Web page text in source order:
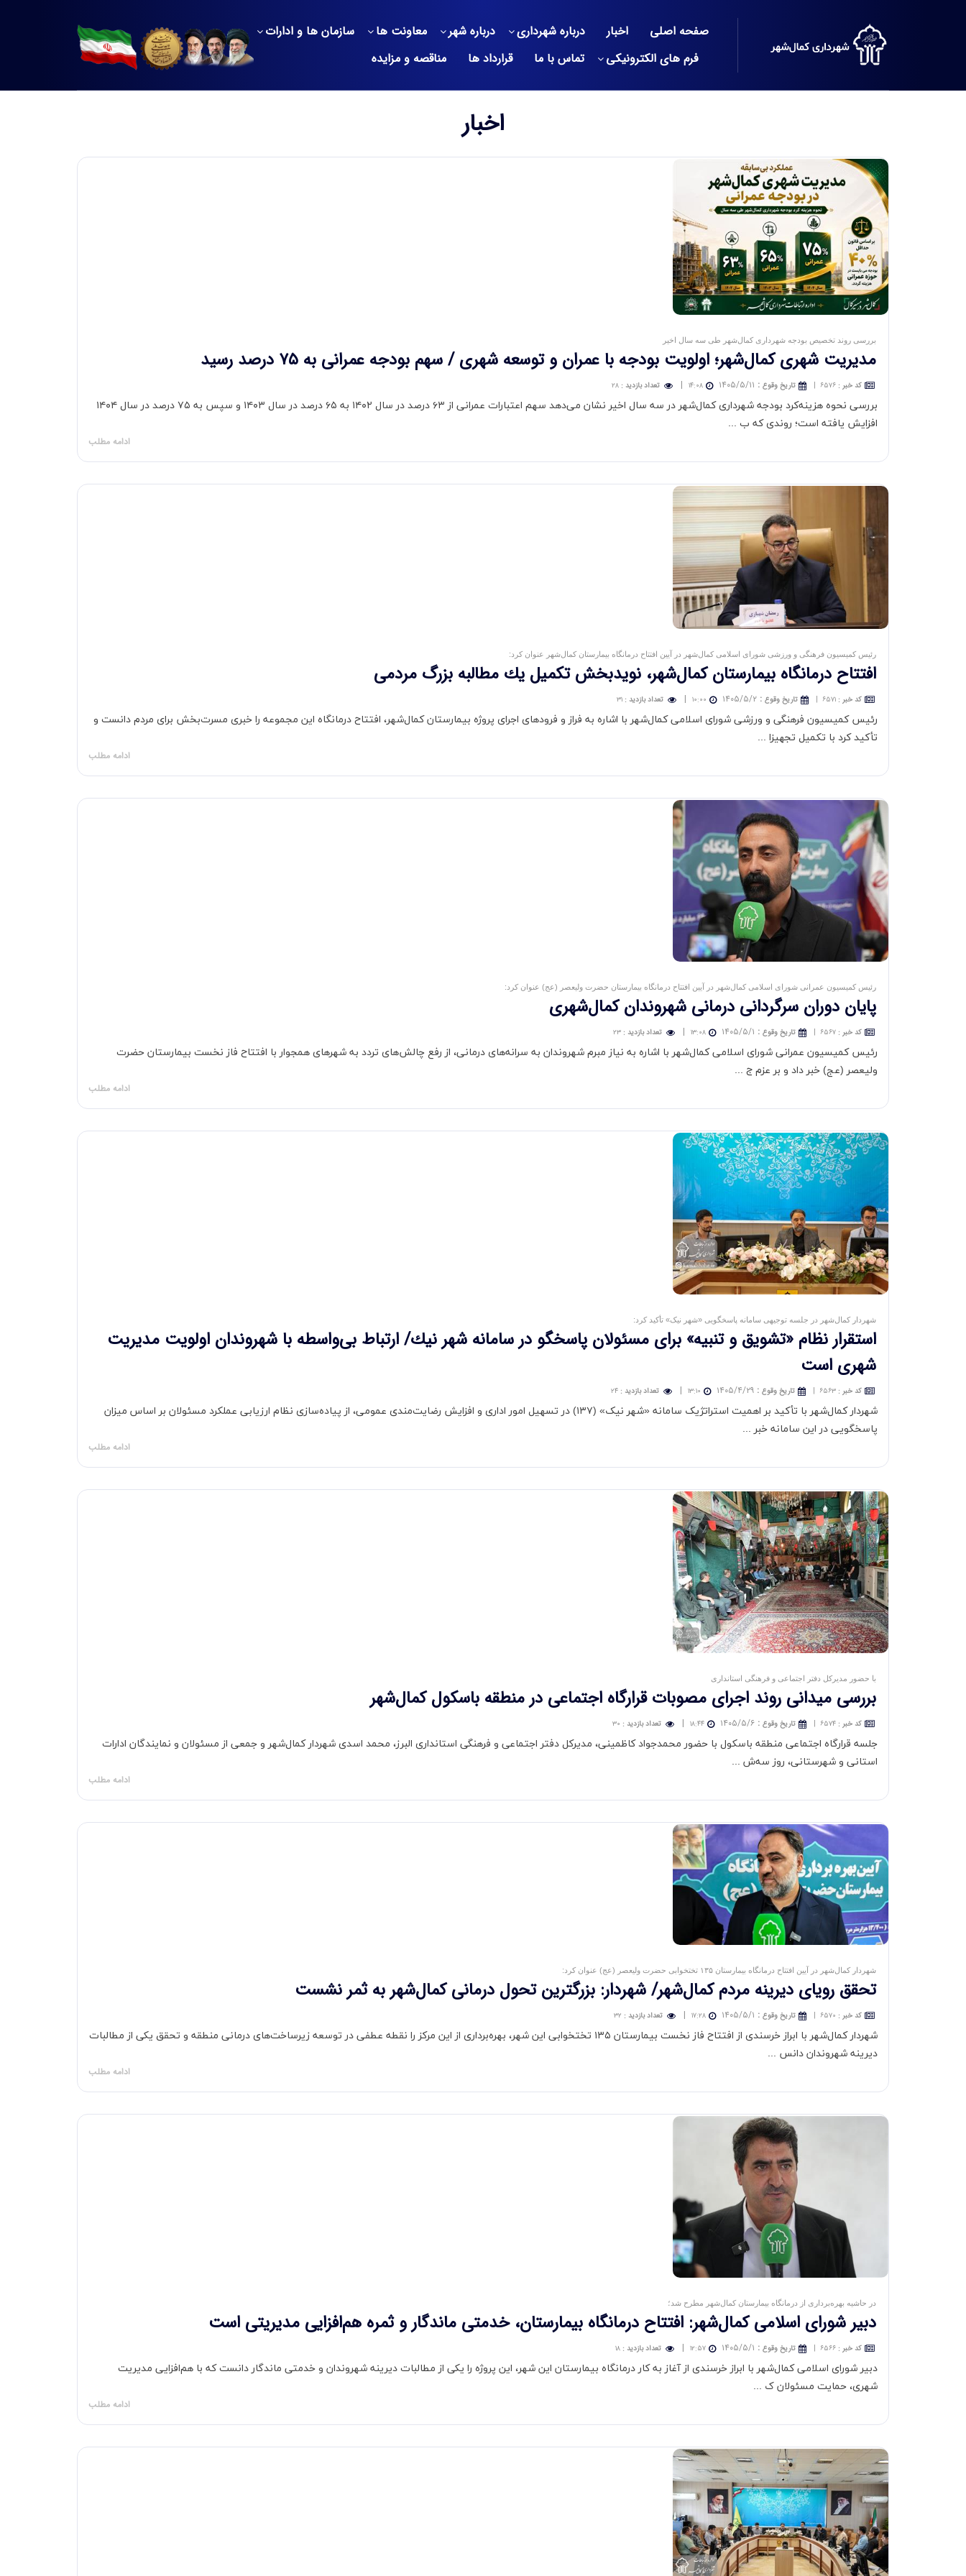
صفحه اصلی اخبار درباره شهرداری درباره شهر معاونت ها
سازمان ها و ادارات
فرم های الکترونیکی
تماس با ما قرارداد ها مناقصه و مزایده
اخبار
بررسی روند تخصیص بودجه شهرداری کمال‌شهر طی سه سال اخیر
مدیریت شهری كمال‌شهر؛ اولویت بودجه با عمران و توسعه شهری / سهم بودجه عمرانی به ۷۵ درصد رسید
کد خبر : ۶۵۷۶ تاريخ وقوع : ۱۴۰۵/۵/۱۱ ۱۴:۰۸ | تعداد بازدید : ۲۸
بررسی نحوه هزینه‌کرد بودجه شهرداری کمال‌شهر در سه سال اخیر نشان می‌دهد سهم اعتبارات عمرانی از ۶۳ درصد در سال ۱۴۰۲ به ۶۵ درصد در سال ۱۴۰۳ و سپس به ۷۵ درصد در سال ۱۴۰۴
افزایش یافته است؛ روندی که ب ...
ادامه مطلب
رئیس کمیسیون فرهنگی و ورزشی شورای اسلامی کمال‌شهر در آیین افتتاح درمانگاه بیمارستان کمال‌شهر عنوان کرد:
افتتاح درمانگاه بیمارستان كمال‌شهر، نویدبخش تكمیل یك مطالبه بزرگ مردمی
کد خبر : ۶۵۷۱ | تاريخ وقوع : ۱۴۰۵/۵/۲ ۱۰:۰۰ | تعداد بازدید : ۳۱
رئیس کمیسیون فرهنگی و ورزشی شورای اسلامی کمال‌شهر با اشاره به فراز و فرودهای اجرای پروژه بیمارستان کمال‌شهر، افتتاح درمانگاه این مجموعه را خبری مسرت‌بخش برای مردم دانست و
تأکید کرد با تکمیل تجهیزا ...
ادامه مطلب
رئیس کمیسیون عمرانی شورای اسلامی کمال‌شهر در آیین افتتاح درمانگاه بیمارستان حضرت ولیعصر (عج) عنوان کرد:
پایان دوران سرگردانی درمانی شهروندان كمال‌شهری
کد خبر : ۶۵۶۷ | تاريخ وقوع : ۱۴۰۵/۵/۱ ۱۳:۰۸ | تعداد بازدید : ۲۳
رئیس کمیسیون عمرانی شورای اسلامی کمال‌شهر با اشاره به نیاز مبرم شهروندان به سرانه‌های درمانی، از رفع چالش‌های تردد به شهرهای همجوار با افتتاح فاز نخست بیمارستان حضرت
ولیعصر (عج) خبر داد و بر عزم ج ...
ادامه مطلب
شهردار کمال‌شهر در جلسه توجیهی سامانه پاسخگویی «شهر نیک» تأکید کرد:
استقرار نظام «تشویق و تنبیه» برای مسئولان پاسخگو در سامانه شهر نیك/ ارتباط بی‌واسطه با شهروندان اولویت مدیریت
شهری است
کد خبر : ۶۵۶۳ | تاريخ وقوع : ۱۴۰۵/۴/۲۹ ۱۳:۱۰ | تعداد بازدید : ۲۴
شهردار کمال‌شهر با تأکید بر اهمیت استراتژیک سامانه «شهر نیک» (۱۳۷) در تسهیل امور اداری و افزایش رضایت‌مندی عمومی، از پیاده‌سازی نظام ارزیابی عملکرد مسئولان بر اساس میزان
پاسخگویی در این سامانه خبر ...
ادامه مطلب
با حضور مدیرکل دفتر اجتماعی و فرهنگی استانداری
بررسی میدانی روند اجرای مصوبات قرارگاه اجتماعی در منطقه باسكول كمال‌شهر
کد خبر : ۶۵۷۴ | تاريخ وقوع : ۱۴۰۵/۵/۶ ۱۸:۴۴ | تعداد بازدید : ۳۰
جلسه قرارگاه اجتماعی منطقه باسکول با حضور محمدجواد کاظمینی، مدیرکل دفتر اجتماعی و فرهنگی استانداری البرز، محمد اسدی شهردار کمال‌شهر و جمعی از مسئولان و نمایندگان ادارات
استانی و شهرستانی، روز سه‌ش ...
ادامه مطلب
شهردار کمال‌شهر در آیین افتتاح درمانگاه بیمارستان ۱۳۵ تختخوابی حضرت ولیعصر (عج) عنوان کرد:
تحقق رویای دیرینه مردم كمال‌شهر/ شهردار: بزرگترین تحول درمانی كمال‌شهر به ثمر نشست
کد خبر : ۶۵۷۰ | تاريخ وقوع : ۱۴۰۵/۵/۱ ۱۷:۲۸ | تعداد بازدید : ۳۲
شهردار کمال‌شهر با ابراز خرسندی از افتتاح فاز نخست بیمارستان ۱۳۵ تختخوابی این شهر، بهره‌برداری از این مرکز را نقطه عطفی در توسعه زیرساخت‌های درمانی منطقه و تحقق یکی از مطالبات
دیرینه شهروندان دانس ...
ادامه مطلب
در حاشیه بهره‌برداری از درمانگاه بیمارستان کمال‌شهر مطرح شد؛
دبیر شورای اسلامی كمال‌شهر: افتتاح درمانگاه بیمارستان، خدمتی ماندگار و ثمره هم‌افزایی مدیریتی است
کد خبر : ۶۵۶۶ | تاريخ وقوع : ۱۴۰۵/۵/۱ ۱۲:۵۷ | تعداد بازدید : ۱۸
دبیر شورای اسلامی کمال‌شهر با ابراز خرسندی از آغاز به کار درمانگاه بیمارستان این شهر، این پروژه را یکی از مطالبات دیرینه شهروندان و خدمتی ماندگار دانست که با هم‌افزایی مدیریت
شهری، حمایت مسئولان ک ...
ادامه مطلب